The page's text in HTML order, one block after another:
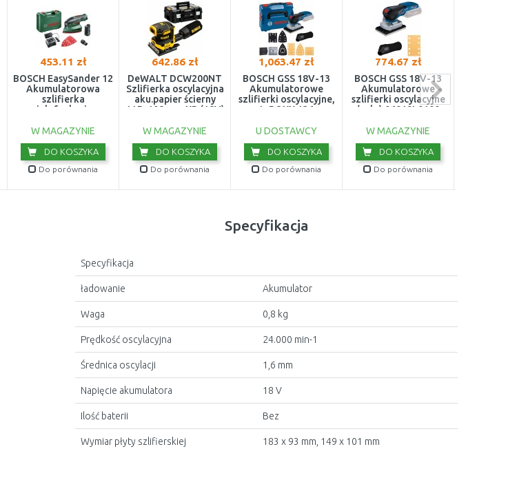
453.11 zł
BOSCH EasySander 12
Akumulatorowa
szlifierka
wielofunkcyjna
W MAGAZYNIE
DO KOSZYKA
Do porównania
642.86 zł
DeWALT DCW200NT
Szlifierka oscylacyjna
aku.papier ścierny
115×108mm, XR (18V)
W MAGAZYNIE
DO KOSZYKA
Do porównania
1,063.47 zł
BOSCH GSS 18V-13
Akumulatorowe
szlifierki oscylacyjne,
L-BOXX 136
U DOSTAWCY
DO KOSZYKA
Do porównania
774.67 zł
BOSCH GSS 18V-13
Akumulatorowe
szlifierki oscylacyjne
(solo) 06019L0100
W MAGAZYNIE
DO KOSZYKA
Do porównania
Specyfikacja
Specyfikacja
ładowanie Akumulator
Waga 0,8 kg
Prędkość oscylacyjna 24.000 min-1
Średnica oscylacji 1,6 mm
Napięcie akumulatora 18 V
Ilość baterii Bez
Wymiar płyty szlifierskiej 183 x 93 mm, 149 x 101 mm